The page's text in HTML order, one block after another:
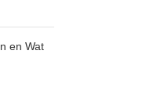
en Wat